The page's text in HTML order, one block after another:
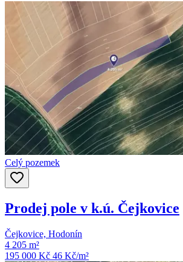
Celý pozemek
Prodej pole v k.ú. Čejkovice
Čejkovice, Hodonín
4 205 m²
195 000 Kč 46 Kč/m²